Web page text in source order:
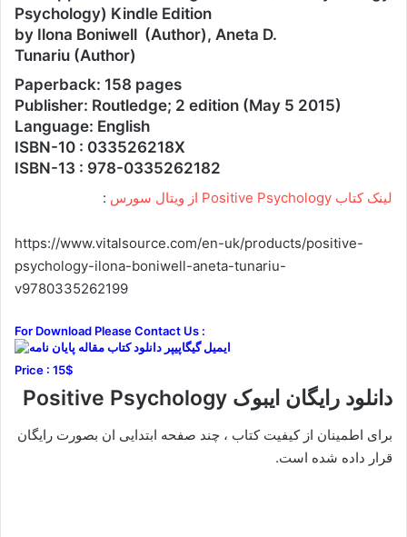
Psychology) Kindle Edition
by Ilona Boniwell (Author), Aneta D.
Tunariu (Author)
Paperback: 158 pages
Publisher: Routledge; 2 edition (May 5 2015)
Language: English
ISBN-10 : 033526218X
ISBN-13 : 978-0335262182
لینک کتاب Positive Psychology از ویتال سورس :
https://www.vitalsource.com/en-uk/products/positive-
psychology-ilona-boniwell-aneta-tunariu-
v9780335262199
For Download Please Contact Us :
Price : 15$
دانلود رایگان ایبوک Positive Psychology
برای اطمینان از کیفیت کتاب ، چند صفحه ابتدایی ان بصورت رایگان
قرار داده شده است.